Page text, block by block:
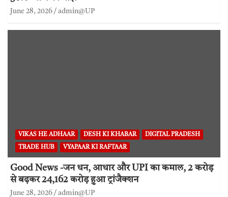
June 28, 2026 admin@UP
VIKAS HE ADHAAR DESH KI KHABAR DIGITAL PRADESH
TRADE HUB VYAPAAR KI RAFTAAR
Good News -जन धन, आधार और UPI का कमाल, 2 करोड़
से बढ़कर 24,162 करोड़ हुआ ट्रांजैक्शन
June 28, 2026 admin@UP